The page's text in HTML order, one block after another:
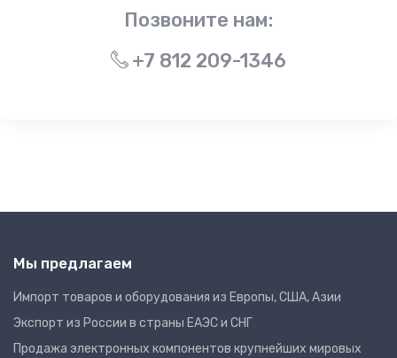
Позвоните нам:
+7 812 209-1346
Мы предлагаем
Импорт товаров и оборудования из Европы, США, Азии
Экспорт из России в страны ЕАЭС и СНГ
Продажа электронных компонентов крупнейших мировых